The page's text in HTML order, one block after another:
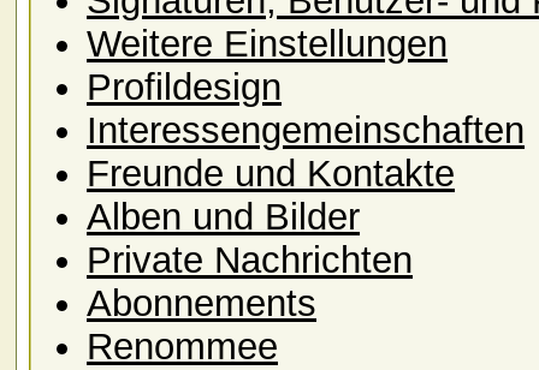
Weitere Einstellungen
Profildesign
Interessengemeinschaften
Freunde und Kontakte
Alben und Bilder
Private Nachrichten
Abonnements
Renommee